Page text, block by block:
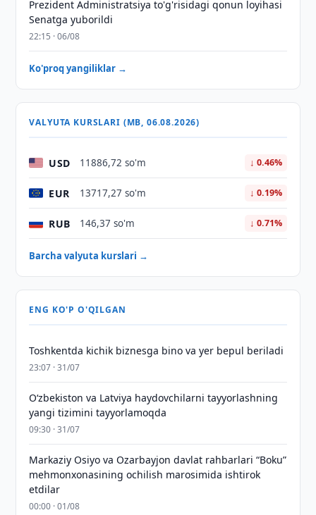
Prezident Administratsiya to'g'risidagi qonun loyihasi
Senatga yuborildi
22:15 · 06/08
Ko'proq yangiliklar →
VALYUTA KURSLARI (MB, 06.08.2026)
USD 11886,72 so'm ↓ 0.46%
EUR 13717,27 so'm ↓ 0.19%
RUB 146,37 so'm ↓ 0.71%
Barcha valyuta kurslari →
ENG KO'P O'QILGAN
Toshkentda kichik biznesga bino va yer bepul beriladi
23:07 · 31/07
Oʻzbekiston va Latviya haydovchilarni tayyorlashning
yangi tizimini tayyorlamoqda
09:30 · 31/07
Markaziy Osiyo va Ozarbayjon davlat rahbarlari “Boku”
mehmonxonasining ochilish marosimida ishtirok
etdilar
00:00 · 01/08